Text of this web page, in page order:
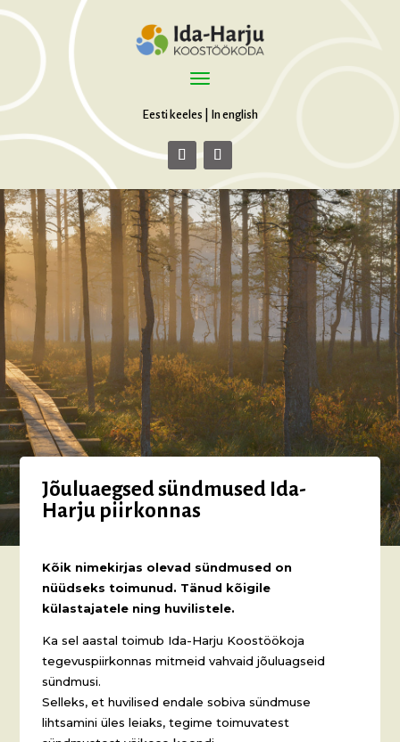
Eesti keeles In english
Jõuluaegsed sündmused Ida-
Harju piirkonnas
Kõik nimekirjas olevad sündmused on
nüüdseks toimunud. Tänud kõigile
külastajatele ning huvilistele.
Ka sel aastal toimub Ida-Harju Koostöökoja
tegevuspiirkonnas mitmeid vahvaid jõuluagseid
sündmusi.
Selleks, et huvilised endale sobiva sündmuse
lihtsamini üles leiaks, tegime toimuvatest